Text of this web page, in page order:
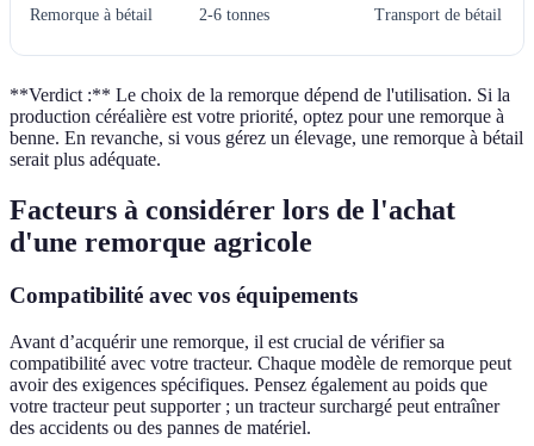
Remorque à bétail 2-6 tonnes Transport de bétail
**Verdict :** Le choix de la remorque dépend de l'utilisation. Si la
production céréalière est votre priorité, optez pour une remorque à
benne. En revanche, si vous gérez un élevage, une remorque à bétail
serait plus adéquate.
Facteurs à considérer lors de l'achat
d'une remorque agricole
Compatibilité avec vos équipements
Avant d’acquérir une remorque, il est crucial de vérifier sa
compatibilité avec votre tracteur. Chaque modèle de remorque peut
avoir des exigences spécifiques. Pensez également au poids que
votre tracteur peut supporter ; un tracteur surchargé peut entraîner
des accidents ou des pannes de matériel.